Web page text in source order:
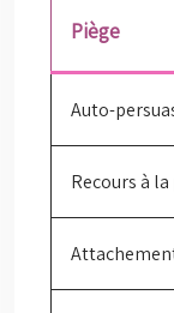
Piège
Auto-
Recours à